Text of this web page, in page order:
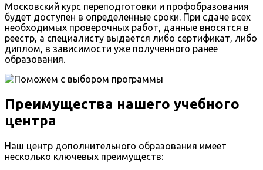
Московский курс переподготовки и профобразования
будет доступен в определенные сроки. При сдаче всех
необходимых проверочных работ, данные вносятся в
реестр, а специалисту выдается либо сертификат, либо
диплом, в зависимости уже полученного ранее
образования.
Преимущества нашего учебного
центра
Наш центр дополнительного образования имеет
несколько ключевых преимуществ: